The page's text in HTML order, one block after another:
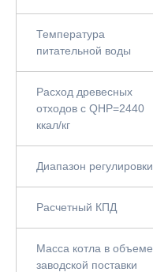
Температура
питательной воды
Расход древесных
отходов с QНР=2440
ккал/кг
Диапазон регулировки
Расчетный КПД
Масса котла в объеме
заводской поставки